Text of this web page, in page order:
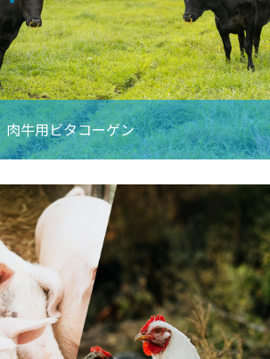
肉牛用ビタコーゲン